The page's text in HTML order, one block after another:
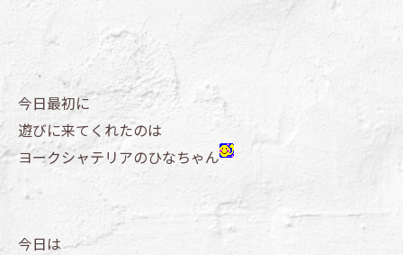
今日最初に
遊びに来てくれたのは
ヨークシャテリアのひなちゃん
今日は